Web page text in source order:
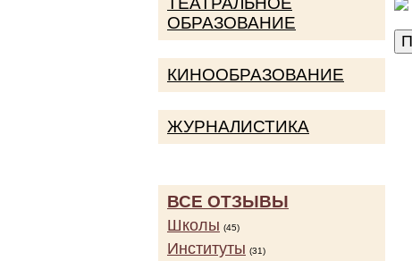
ОБРАЗОВАНИЕ
КИНООБРАЗОВАНИЕ
ЖУРНАЛИСТИКА
ВСЕ ОТЗЫВЫ
Школы (45)
Институты (31)